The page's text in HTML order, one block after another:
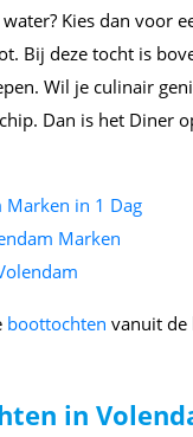
Kies dan voor
Bij deze tocht is
Wil je culinair
Dan is het Diner
Marken in 1 Dag
Marken
boottochten vanuit de
in